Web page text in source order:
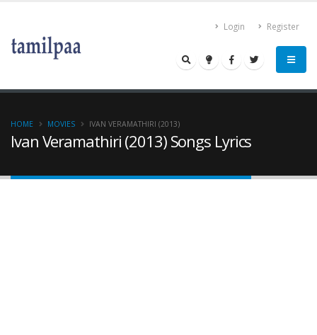
Login Register
Ivan Veramathiri (2013) Songs Lyrics
HOME MOVIES IVAN VERAMATHIRI (2013)